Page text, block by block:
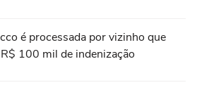
é processada por vizinho que
100 mil de indenização